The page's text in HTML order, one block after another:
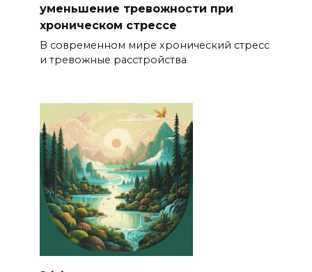
уменьшение тревожности при
хроническом стрессе
В современном мире хронический стресс
и тревожные расстройства